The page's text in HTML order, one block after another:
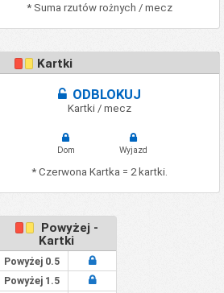
* Suma rzutów rożnych / mecz
Kartki
ODBLOKUJ
Kartki / mecz
Dom Wyjazd
* Czerwona Kartka = 2 kartki.
Powyżej -
Kartki
Powyżej 0.5
Powyżej 1.5